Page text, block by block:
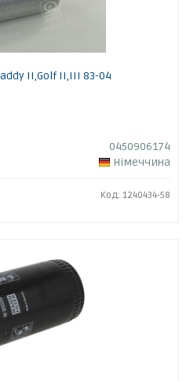
II,Golf II,III 83-04
0450906174
Німеччина
Код: 1240434-58